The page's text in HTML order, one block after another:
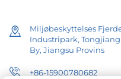
Miljøbeskyttelses
Industripark,
By, Jiangsu Provins
+86-15900780682